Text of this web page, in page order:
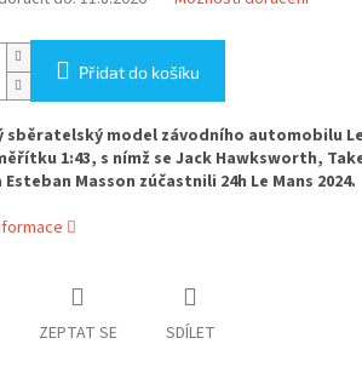
Přidat do košíku
sběratelský model závodního automobilu
1:43, s nímž se Jack Hawksworth,
Esteban Masson zúčastnili 24h Le Mans 2024.
ZEPTAT SE SDÍLET